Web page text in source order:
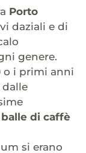
Porto
daziali e di
genere.
o i primi anni
dalle
balle di caffè
si erano